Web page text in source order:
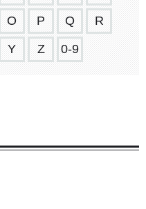
O P Q R
Y Z 0-9